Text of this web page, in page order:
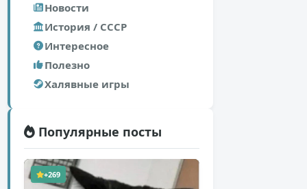
Новости
История / СССР
Интересное
Полезно
Халявные игры
Популярные посты
+269